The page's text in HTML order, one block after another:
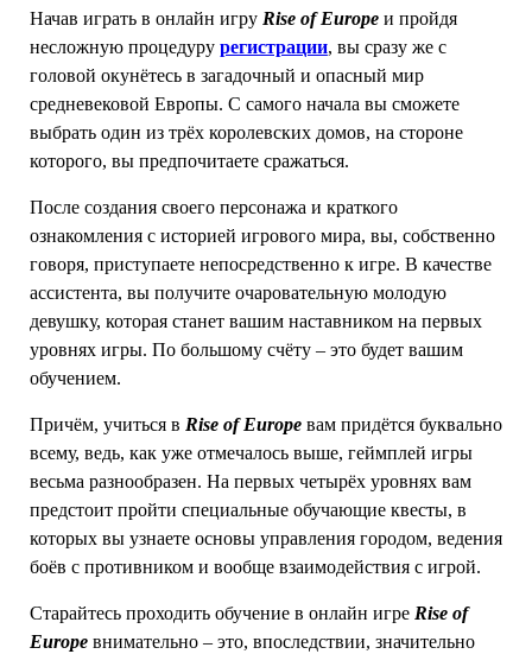
Начав играть в онлайн игру Rise of Europeи пройдя
несложную процедуру регистрации, вы сразу же с
головой окунётесь в загадочный и опасный мир
средневековой Европы. С самого начала вы сможете
выбрать один из трёх королевских домов, на стороне
которого, вы предпочитаете сражаться.
После создания своего персонажа и краткого
ознакомления с историей игрового мира, вы, собственно
говоря, приступаете непосредственно к игре. В качестве
ассистента, вы получите очаровательную молодую
девушку, которая станет вашим наставником на первых
уровнях игры. По большому счёту – это будет вашим
обучением.
Причём, учиться в Rise of Europeвам придётся буквально
всему, ведь, как уже отмечалось выше, геймплей игры
весьма разнообразен. На первых четырёх уровнях вам
предстоит пройти специальные обучающие квесты, в
которых вы узнаете основы управления городом, ведения
боёв с противником и вообще взаимодействия с игрой.
Старайтесь проходить обучение в онлайн игре Rise of
Europeвнимательно – это, впоследствии, значительно